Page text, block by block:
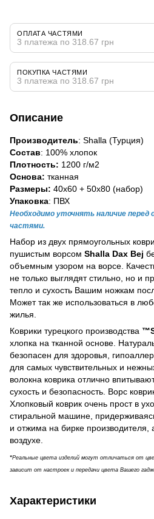
ОПЛАТА ЧАСТЯМИ
3 платежа по 318.67 грн
ПОКУПКА ЧАСТЯМИ
3 платежа по 318.67 грн
Описание
Производитель: Shalla (Турция)
Состав: 100% хлопок
Плотность: 1200 г/м2
Основа: тканная
Размеры: 40х60 + 50х80 (набор)
Упаковка: ПВХ
Необходимо уточнять наличие перед
частями.
Набор из двух прямоугольных
пушистым ворсом Shalla Dax Bej
объемным узором на ворсе.
не только выглядят стильно, но и
тепло и сухость Вашим ножкам
Может так же использоваться в
жилья.
Коврики турецкого производства
хлопка на тканной основе.
безопасен для здоровья,
для самых чувствительных и
волокна коврика отлично
сухость и безопасность. Ворс
Хлопковый коврик очень прост в
стиральной машине,
и отжима на бирке производителя,
воздухе.
*Реальные цвета изделий могут отличаться от
зависит от настроек и передачи цвета Вашего
Характеристики